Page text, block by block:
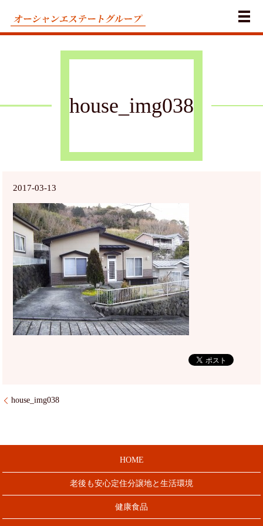
メ
house_img038
2017-03-13
house_img038
HOME
老後も安心定住分譲地と生活環境
健康食品